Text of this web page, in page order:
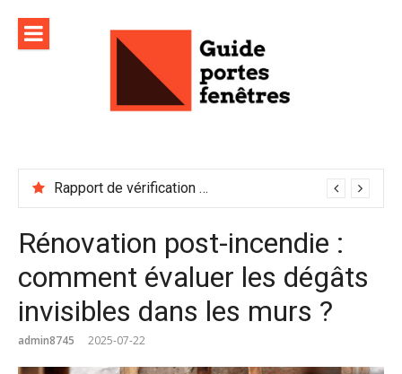
contenu
Rapport de vérification sécurité : à conserver précieusement
Rénovation post-incendie :
comment évaluer les dégâts
invisibles dans les murs ?
admin8745 2025-07-22